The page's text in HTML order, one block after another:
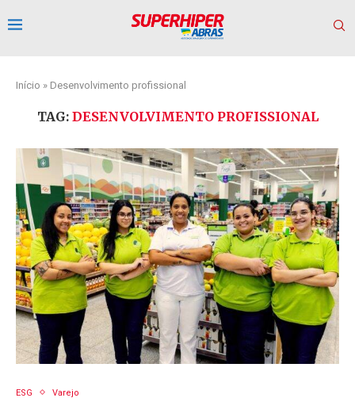
Início » Desenvolvimento profissional
TAG: DESENVOLVIMENTO PROFISSIONAL
ESG Varejo